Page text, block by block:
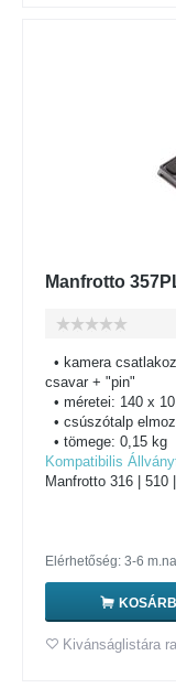
Manfrotto
• kamera
csavar + "pin"
• méretei: 140 x
• csúszótalp
• tömege: 0,15 kg
Kompatibilis
Manfrotto 316 | 510
Elérhetőség: 3-6
Kivánságlistára